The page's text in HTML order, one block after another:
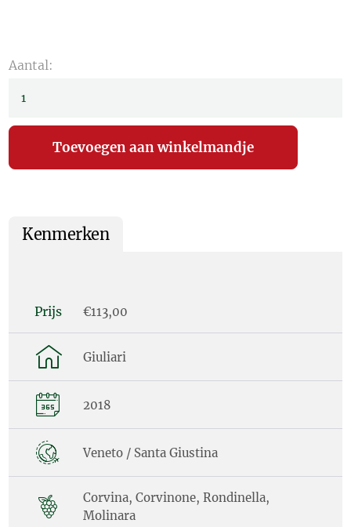
Aantal:
Kenmerken
Prijs €113,00
Giuliari
2018
Veneto / Santa Giustina
Corvina, Corvinone, Rondinella,
Molinara